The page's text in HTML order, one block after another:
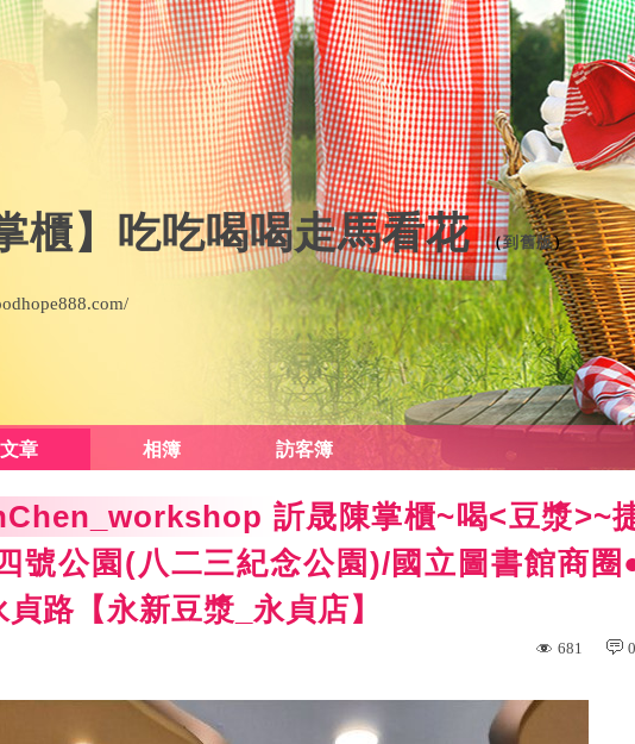
櫃】吃吃喝喝走馬看花（到舊版）
文章 相簿 訪客簿
訢晟陳掌櫃~喝<豆漿>~
號公園(八二三紀念公園)/國立圖書館商圈
路【永新豆漿_永貞店】
681 0